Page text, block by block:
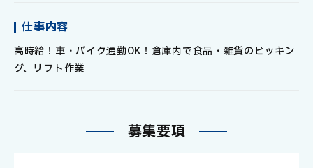
フォークにタッチパネルがついており、ピッキングリストが
表示され
保管場所まで移動し、天井部にあるバーコードをスキャン、
就業後もしっかりサポートいたします！
仕事内容
高時給！車・バイク通勤OK！倉庫内で食品・雑貨のピッキン
グ、リフト作業
募集要項